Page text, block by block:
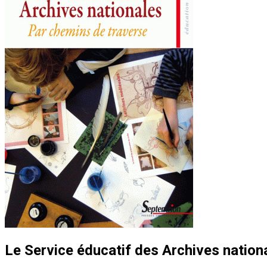
Le Service éducatif des Archives